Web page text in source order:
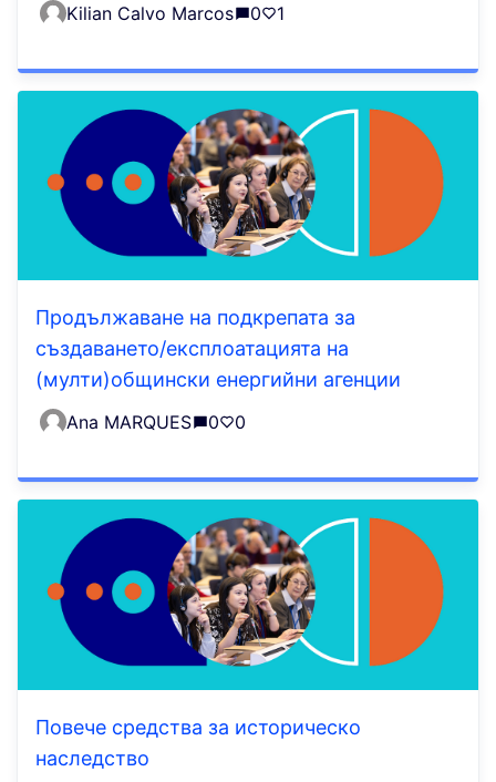
Kilian Calvo Marcos 0 1
Продължаване на подкрепата за
създаването/експлоатацията на
(мулти)общински енергийни агенции
Ana MARQUES 0 0
Повече средства за историческо
наследство